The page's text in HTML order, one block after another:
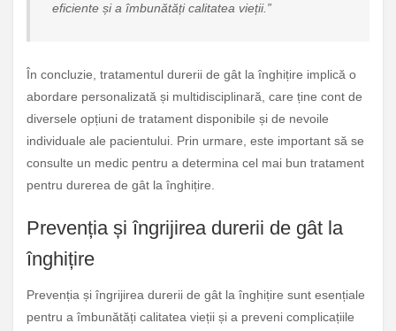
eficiente și a îmbunătăți calitatea vieții.”
În concluzie, tratamentul durerii de gât la înghițire implică o
abordare personalizată și multidisciplinară, care ține cont de
diversele opțiuni de tratament disponibile și de nevoile
individuale ale pacientului. Prin urmare, este important să se
consulte un medic pentru a determina cel mai bun tratament
pentru durerea de gât la înghițire.
Prevenția și îngrijirea durerii de gât la
înghițire
Prevenția și îngrijirea durerii de gât la înghițire sunt esențiale
pentru a îmbunătăți calitatea vieții și a preveni complicațiile